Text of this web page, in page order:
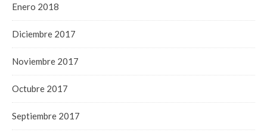
Enero 2018
Diciembre 2017
Noviembre 2017
Octubre 2017
Septiembre 2017